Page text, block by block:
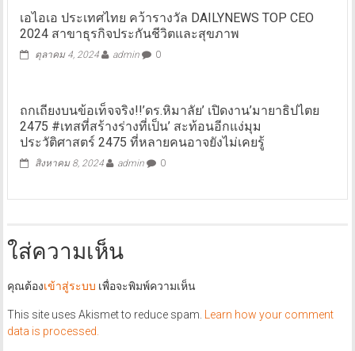
เอไอเอ ประเทศไทย คว้ารางวัล DAILYNEWS TOP CEO
2024 สาขาธุรกิจประกันชีวิตและสุขภาพ
ตุลาคม 4, 2024 admin 0
ถกเถียงบนข้อเท็จจริง!!’ดร.หิมาลัย’ เปิดงาน’มายาธิปไตย
2475 #เทสที่สร้างร่างที่เป็น’ สะท้อนอีกแง่มุม
ประวัติศาสตร์ 2475 ที่หลายคนอาจยังไม่เคยรู้
สิงหาคม 8, 2024 admin 0
ใส่ความเห็น
คุณต้องเข้าสู่ระบบ เพื่อจะพิมพ์ความเห็น
This site uses Akismet to reduce spam.
Learn how your comment
data is processed.